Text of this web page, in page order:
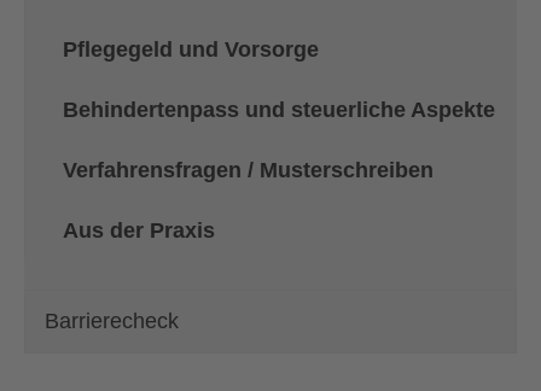
Pflegegeld und Vorsorge
Behindertenpass und steuerliche Aspekte
Verfahrensfragen / Musterschreiben
Aus der Praxis
Barrierecheck